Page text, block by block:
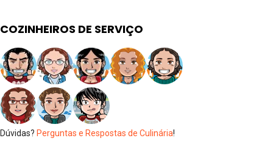
COZINHEIROS DE SERVIÇO
Dúvidas? Perguntas e Respostas de Culinária!